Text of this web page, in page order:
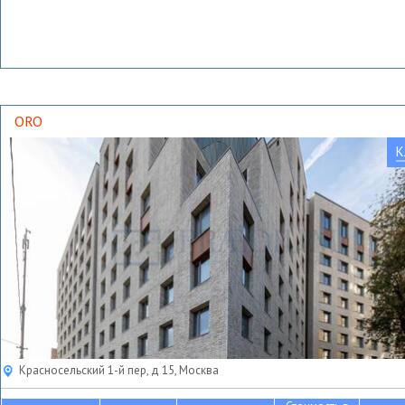
ORO
Красносельский 1-й пер, д 15, Москва